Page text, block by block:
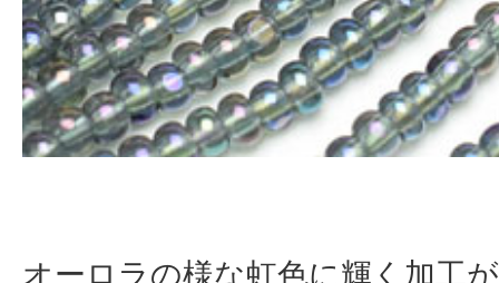
オーロラの様な虹色に輝く加工